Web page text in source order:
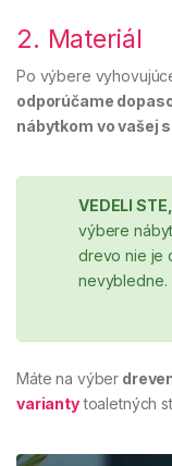
2. Materiál
Po výbere
odporúčame
nábytkom vo vašej
VEDELI
výbere
drevo nie je
nevybledne.
Máte na výber
variantytoaletných